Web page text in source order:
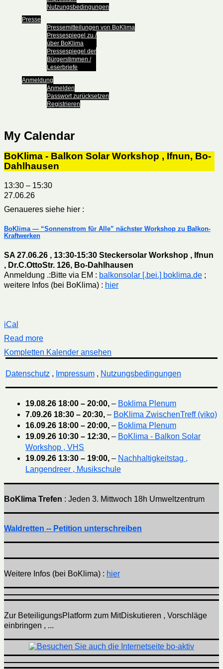
Nutzungsbedingungen
Presse
Pressemitteilungen von BoKlima
Pressespiegel zu /
über BoKlima
Pressespiegel der
Bürgerstimmen /
Leserbriefe
Anmeldung
Anmelden
Passwort zurücksetzen
Registrieren
My Calendar
BoKlima - Balkon Solar Workshop , Ifnun, Bo-
Dahlhausen
13:30 – 15:30
27.06.26
Genaueres siehe hier :
BoKlima — “Sonnenstrom für Alle” nächster Workshop zu Balkon-
Kraftwerken
SA 27.06.26 , 13:30-15:30 Steckersolar Workshop , Ifnun
, Dr.C.OttoStr. 126, Bo-Dahlhausen
Anmeldung .:Bitte via EM : balkonsolar [.bei.] boklima.de ;
weitere Infos (bei BoKlima) : hier
iCal
Read more
Kompletten Kalender ansehen
Datenschutz , Impressum, Nutzungsbedingungen
19.08.26 18:00 – 20:00, – Boklima Plenum
7.09.26 18:30 – 20:30, – BoKlima ZwischenTreff (viko)
16.09.26 18:00 – 20:00, – Boklima Plenum
19.09.26 10:30 – 12:30, – BoKlima - Balkon Solar
Workshop , VHS
19.09.26 13:30 – 19:00, – Nachhaltigkeitstag ,
Langendreer , Musikschule
BoKlima Trefen : Jeden 3. Mittwoch 18h Umweltzentrum
Waldretten -- Petition unterschreiben
Weitere Infos (bei BoKlima) : hier
Zur BeteiligungsPlatform zum MitDiskutieren , Vorschläge
einbringen , ...